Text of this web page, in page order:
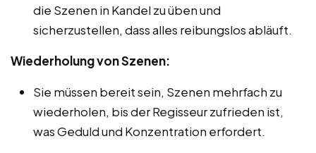
die Szenen in Kandel zu üben und
sicherzustellen, dass alles reibungslos abläuft.
Wiederholung von Szenen:
Sie müssen bereit sein, Szenen mehrfach zu
wiederholen, bis der Regisseur zufrieden ist,
was Geduld und Konzentration erfordert.